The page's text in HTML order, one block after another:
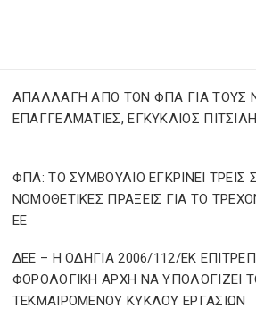
ΑΠΑΛΛΑΓΗ ΑΠΟ ΤΟΝ ΦΠΑ ΓΙΑ ΤΟΥΣ
ΕΠΑΓΓΕΛΜΑΤΙΕΣ, ΕΓΚΥΚΛΙΟΣ
ΦΠΑ: ΤΟ ΣΥΜΒΟΥΛΙΟ ΕΓΚΡΙΝΕΙ ΤΡΕΙΣ
ΝΟΜΟΘΕΤΙΚΕΣ ΠΡΑΞΕΙΣ ΓΙΑ ΤΟ
ΕΕ
ΔΕΕ – Η ΟΔΗΓΙΑ 2006/112/ΕΚ
ΦΟΡΟΛΟΓΙΚΗ ΑΡΧΗ ΝΑ ΥΠΟΛΟΓΙΖΕΙ
ΤΕΚΜΑΙΡΟΜΕΝΟΥ ΚΥΚΛΟΥ ΕΡΓΑΣΙΩΝ